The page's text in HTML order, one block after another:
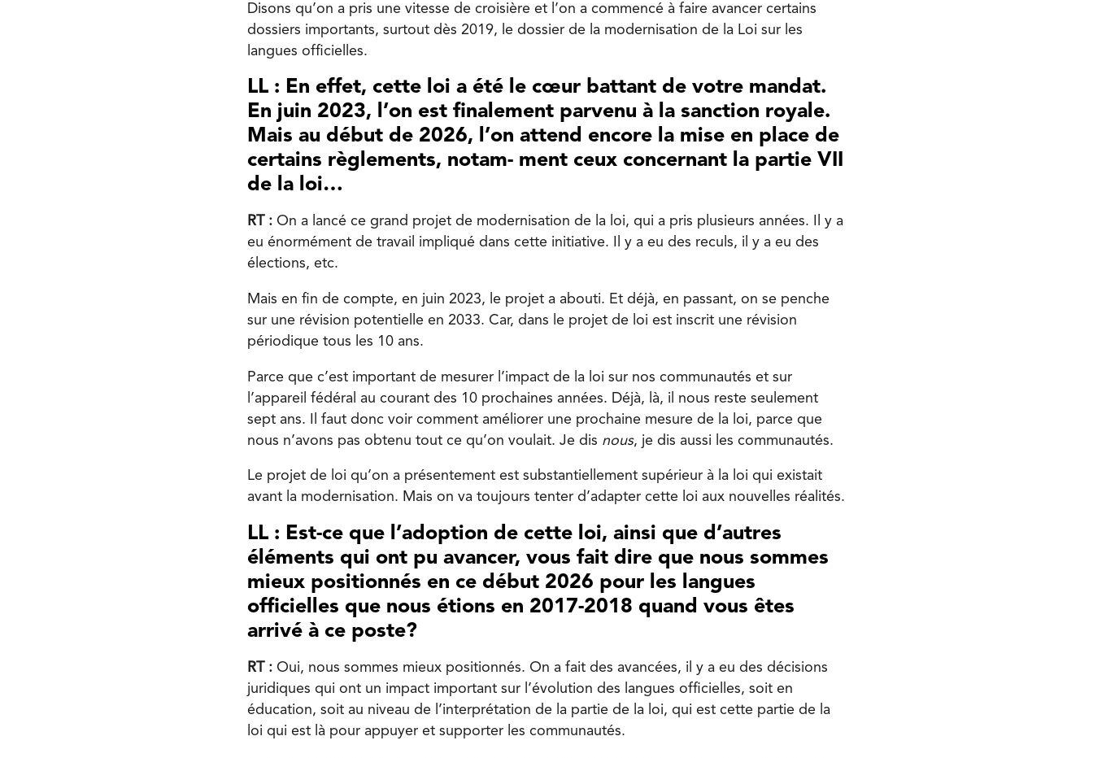
Disons qu’on a pris une vitesse de croisière et l’on a commencé à faire avancer certains
dossiers importants, surtout dès 2019, le dossier de la modernisation de la Loi sur les
langues officielles.
LL : En effet, cette loi a été le cœur battant de votre mandat.
En juin 2023, l’on est finalement parvenu à la sanction royale.
Mais au début de 2026, l’on attend encore la mise en place de
certains règlements, notam- ment ceux concernant la partie VII
de la loi…
RT : On a lancé ce grand projet de modernisation de la loi, qui a pris plusieurs années. Il y a
eu énormément de travail impliqué dans cette initiative. Il y a eu des reculs, il y a eu des
élections, etc.
Mais en fin de compte, en juin 2023, le projet a abouti. Et déjà, en passant, on se penche
sur une révision potentielle en 2033. Car, dans le projet de loi est inscrit une révision
périodique tous les 10 ans.
Parce que c’est important de mesurer l’impact de la loi sur nos communautés et sur
l’appareil fédéral au courant des 10 prochaines années. Déjà, là, il nous reste seulement
sept ans. Il faut donc voir comment améliorer une prochaine mesure de la loi, parce que
nous n’avons pas obtenu tout ce qu’on voulait. Je dis nous, je dis aussi les communautés.
Le projet de loi qu’on a présentement est substantiellement supérieur à la loi qui existait
avant la modernisation. Mais on va toujours tenter d’adapter cette loi aux nouvelles réalités.
LL : Est-ce que l’adoption de cette loi, ainsi que d’autres
éléments qui ont pu avancer, vous fait dire que nous sommes
mieux positionnés en ce début 2026 pour les langues
officielles que nous étions en 2017-2018 quand vous êtes
arrivé à ce poste?
RT : Oui, nous sommes mieux positionnés. On a fait des avancées, il y a eu des décisions
juridiques qui ont un impact important sur l’évolution des langues officielles, soit en
éducation, soit au niveau de l’interprétation de la partie de la loi, qui est cette partie de la
loi qui est là pour appuyer et supporter les communautés.